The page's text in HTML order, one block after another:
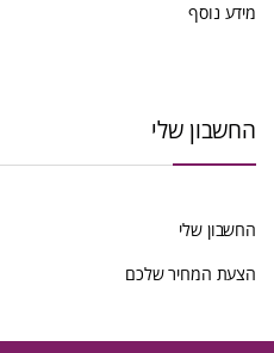
מידע נוסף
החשבון שלי
החשבון שלי
הצעת המחיר שלכם